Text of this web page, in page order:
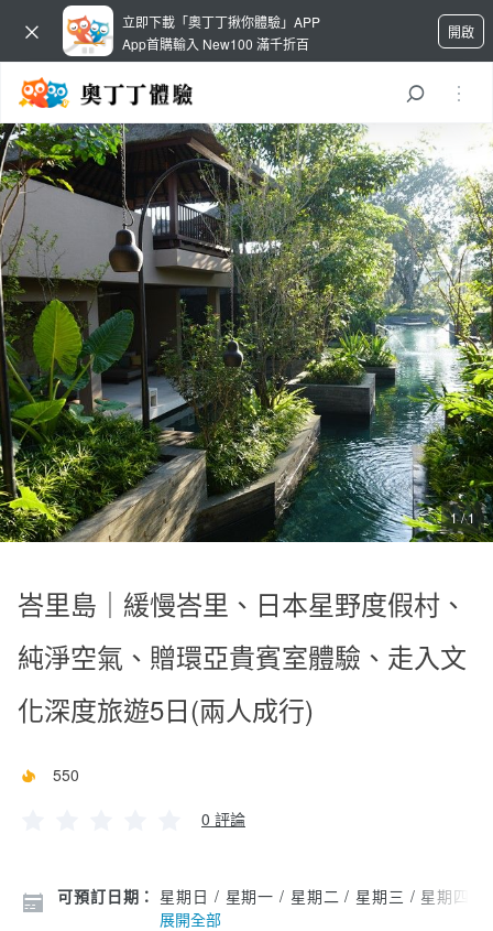
立即下載「奧丁丁揪你體驗」APP
App首購輸入 New100 滿千折百
開啟
1 / 1
峇里島｜緩慢峇里、日本星野度假村、
純淨空氣、贈環亞貴賓室體驗、走入文
化深度旅遊5日(兩人成行)
0 評論
550
可預訂日期： 星期日 / 星期一 / 星期二 / 星期三 / 星期四 /
展開全部